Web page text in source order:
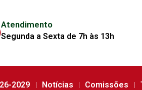
Atendimento
Segunda a Sexta de 7h às 13h
2029 Notícias Comissões